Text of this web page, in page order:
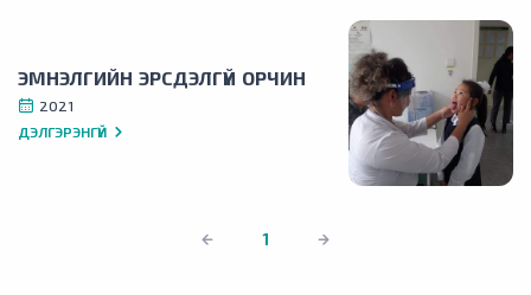
ЭМНЭЛГИЙН ЭРСДЭЛГҮЙ ОРЧИН
2021
ДЭЛГЭРЭНГҮЙ
1